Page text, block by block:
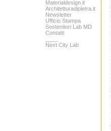
Materialdesign.it
Architetturadipietra.it
Newsletter
Ufficio Stampa
Sostenitori Lab MD
Contatti
Next City Lab